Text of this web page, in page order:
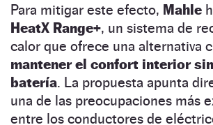
Para mitigar este efecto, Mahle
HeatX Range+, un sistema de
calor que ofrece una alternativa
mantener el confort interior
batería. La propuesta apunta
una de las preocupaciones más
entre los conductores de